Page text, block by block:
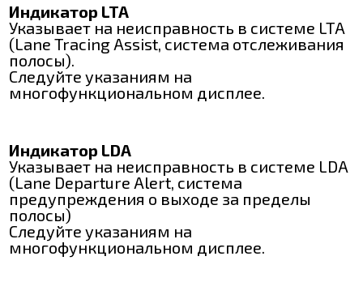
Индикатор LTA
Указывает на неисправность в системе LTA
(Lane Tracing Assist, система отслеживания
полосы).
Следуйте указаниям на
многофункциональном дисплее.
Индикатор LDA
Указывает на неисправность в системе LDA
(Lane Departure Alert, система
предупреждения о выходе за пределы
полосы)
Следуйте указаниям на
многофункциональном дисплее.